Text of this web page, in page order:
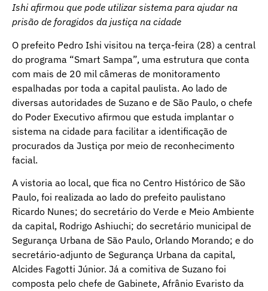
Ishi afirmou que pode utilizar sistema para ajudar na
prisão de foragidos da justiça na cidade
O prefeito Pedro Ishi visitou na terça-feira (28) a central
do programa “Smart Sampa”, uma estrutura que conta
com mais de 20 mil câmeras de monitoramento
espalhadas por toda a capital paulista. Ao lado de
diversas autoridades de Suzano e de São Paulo, o chefe
do Poder Executivo afirmou que estuda implantar o
sistema na cidade para facilitar a identificação de
procurados da Justiça por meio de reconhecimento
facial.
A vistoria ao local, que fica no Centro Histórico de São
Paulo, foi realizada ao lado do prefeito paulistano
Ricardo Nunes; do secretário do Verde e Meio Ambiente
da capital, Rodrigo Ashiuchi; do secretário municipal de
Segurança Urbana de São Paulo, Orlando Morando; e do
secretário-adjunto de Segurança Urbana da capital,
Alcides Fagotti Júnior. Já a comitiva de Suzano foi
composta pelo chefe de Gabinete, Afrânio Evaristo da